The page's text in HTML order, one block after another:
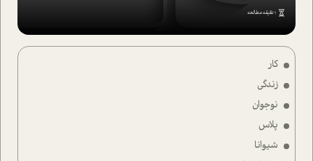
کار
زندگی
نوجوان
پلاس
شیوانا
1 دقیقه مطالعه